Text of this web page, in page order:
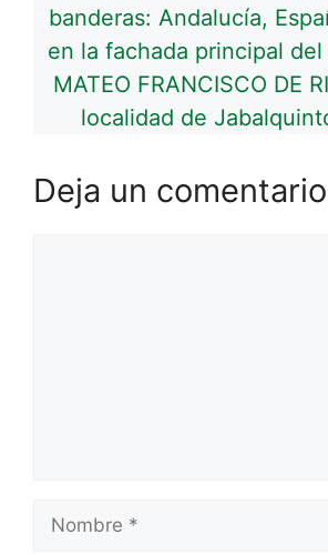
banderas: Andalucía,
en la fachada principal del
MATEO FRANCISCO DE
localidad de
Deja un comentario
Nombre